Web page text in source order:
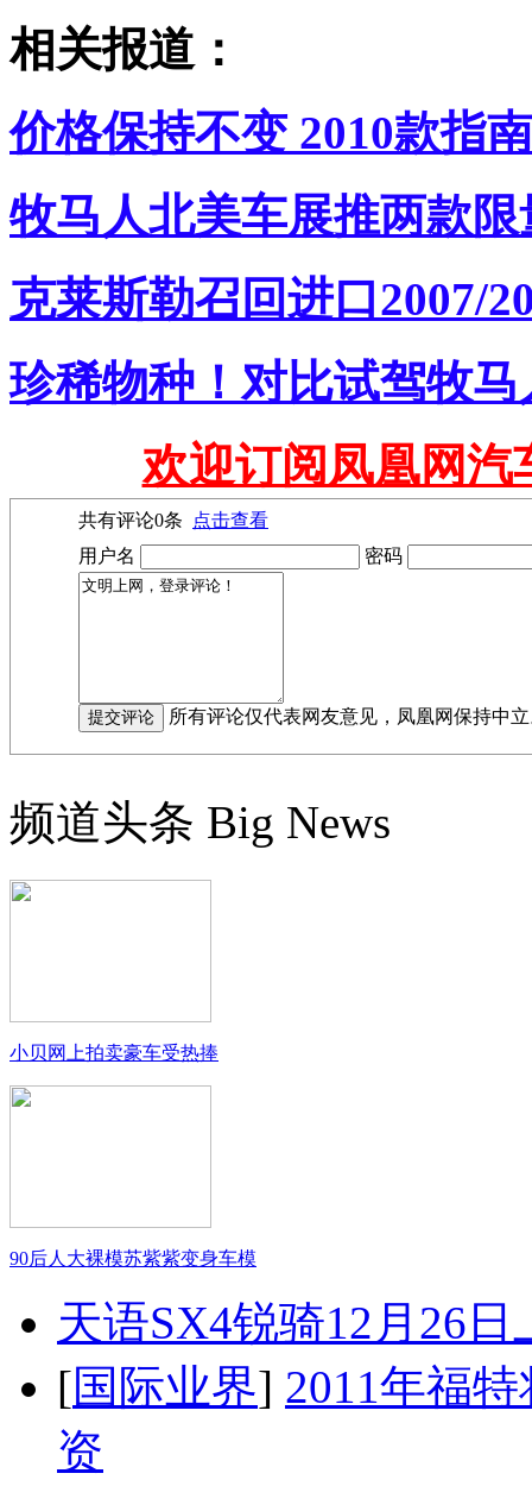
相关报道：
价格保持不变 2010款指
牧马人北美车展推两款
克莱斯勒召回进口2007/
珍稀物种！对比试驾牧
欢迎订阅凤凰网汽
共有评论0条
点击查看
用户名
密码
所有评论仅代表网友意见，凤凰网保持中
频道头条 Big News
小贝网上拍卖豪车受热捧
90后人大裸模苏紫紫变身车模
天语SX4锐骑12月26
[国际业界] 2011年福
资